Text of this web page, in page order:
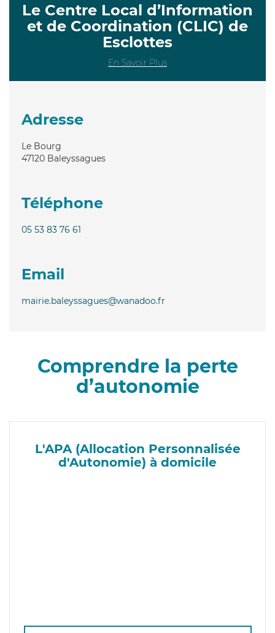
Le Centre Local d’Information
et de Coordination (CLIC) de
Esclottes
En Savoir Plus
Adresse
Le Bourg
47120 Baleyssagues
Téléphone
05 53 83 76 61
Email
mairie.baleyssagues@wanadoo.fr
Comprendre la perte
d’autonomie
L'APA (Allocation Personnalisée
d'Autonomie) à domicile